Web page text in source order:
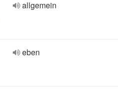
allgemein
eben